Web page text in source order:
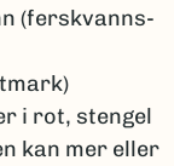
(ferskvanns­
i rot, stengel
kan mer eller